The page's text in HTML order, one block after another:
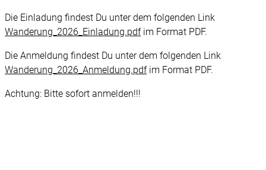
Die Einladung findest Du unter dem folgenden Link
Wanderung_2026_Einladung.pdfim Format PDF.
Die Anmeldung findest Du unter dem folgenden Link
Wanderung_2026_Anmeldung.pdfim Format PDF.
Achtung: Bitte sofort anmelden!!!